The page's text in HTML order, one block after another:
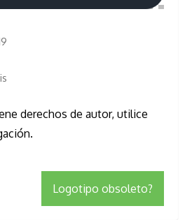
derechos de autor, utilice
Logotipo obsoleto?